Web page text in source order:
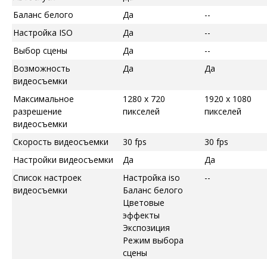
Баланс белого
Да
--
Настройка ISO
Да
--
Выбор сцены
Да
--
Возможность
видеосъемки
Да Да
Максимальное
разрешение
видеосъемки
1280 x 720
пикселей
1920 x 1080
пикселей
Скорость видеосъемки 30 fps
30 fps
Настройки видеосъемки
Да
Да
Список настроек
видеосъемки
Настройка iso
Баланс белого
Цветовые
эффекты
Экспозиция
Режим выбора
сцены
--